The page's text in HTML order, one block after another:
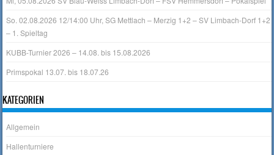
So. 02.08.2026 12/14:00 Uhr, SG Mettlach – Merzig 1+2 – SV Limbach-Dorf 1+2
– 1. Spieltag
KUBB-Turnier 2026 – 14.08. bis 15.08.2026
Primspokal 13.07. bis 18.07.26
KATEGORIEN
Allgemein
Hallenturniere